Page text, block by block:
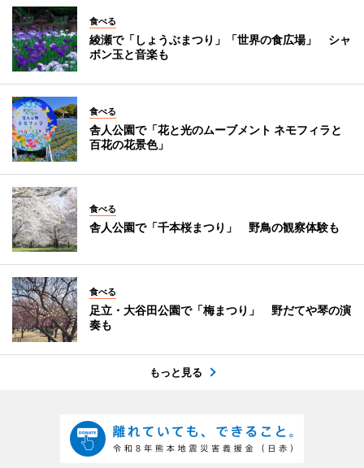
食べる
綾瀬で「しょうぶまつり」「世界の食広場」 シャ
ボン玉と音楽も
食べる
舎人公園で「花と光のムーブメント ネモフィラと
百花の花景色」
食べる
舎人公園で「千本桜まつり」 野鳥の観察体験も
食べる
足立・大谷田公園で「梅まつり」 野だてや琴の演
奏も
もっと見る